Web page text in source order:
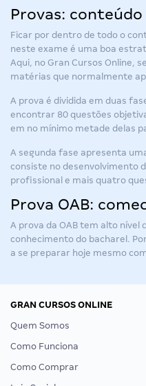
Provas:
Ficar por dentro de todo o
neste exame é uma boa
Aqui, no Gran Cursos Online,
matérias que normalmente
A prova é dividida em duas
encontrar 80 questões
em no mínimo metade delas
A segunda fase apresenta
consiste no desenvolvimento
profissional e mais quatro
Prova OAB:
A prova da OAB tem alto nível
conhecimento do bacharel.
a se preparar hoje mesmo
GRAN CURSOS ONLINE
Quem Somos
Como Funciona
Como Comprar